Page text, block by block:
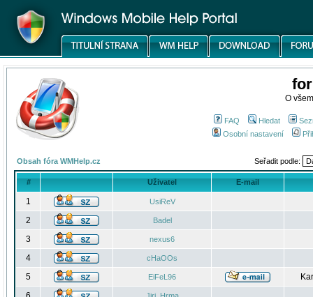
O
FAQ Hledat
Osobní nastavení
Obsah fóra WMHelp.cz Seřadit podle:
# Uživatel E-mail
1 UsiReV
2 Badel
3 nexus6
4 cHaOOs
5 EiFeL96